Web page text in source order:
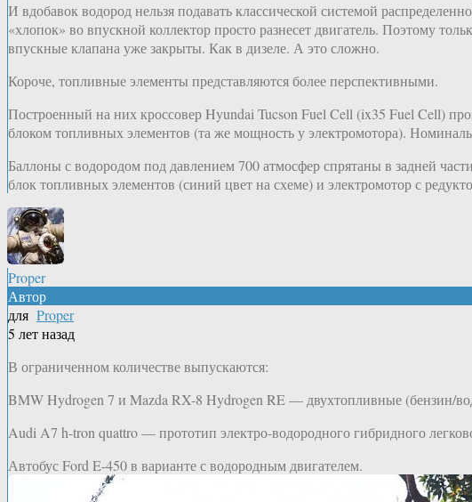
И вдобавок водород нельзя подавать классической системой
«хлопок» во впускной коллектор просто разнесет двигатель. Поэтому
впускные клапана уже закрыты. Как в дизеле. А это сложно.
Короче, топливные элементы представляются более перспективными.
Построенный на них кроссовер Hyundai Tucson Fuel Cell (ix35 Fuel Cell)
блоком топливных элементов (та же мощность у электромотора).
Баллоны с водородом под давлением 700 атмосфер спрятаны в задней
блок топливных элементов (синий цвет на схеме) и электромотор с
Proper
Автор
для Proper
5 лет назад
В ограниченном количестве выпускаются:
BMW Hydrogen 7 и Mazda RX-8 Hydrogen RE — двухтопливные (бензин/
Audi A7 h-tron quattro — прототип электро-водородного гибридного
Автобус Ford E-450 в варианте с водородным двигателем.